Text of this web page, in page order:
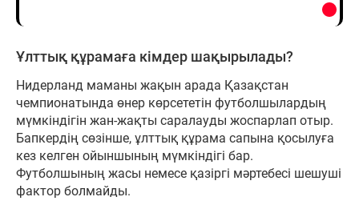
Ұлттық құрамаға кімдер шақырылады?
Нидерланд маманы жақын арада Қазақстан
чемпионатында өнер көрсететін футболшылардың
мүмкіндігін жан-жақты саралауды жоспарлап отыр.
Бапкердің сөзінше, ұлттық құрама сапына қосылуға
кез келген ойыншының мүмкіндігі бар.
Футболшының жасы немесе қазіргі мәртебесі шешуші
фактор болмайды.